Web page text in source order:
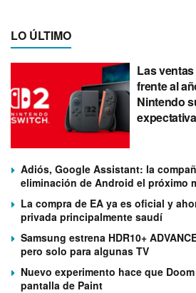
LO ÚLTIMO
Las
frente al
Nintendo
Adiós, Google Assistant: la
eliminación de Android el próximo
La compra de EA ya es oficial y
privada principalmente saudí
Samsung estrena HDR10+
pero solo para algunas TV
Nuevo experimento hace que Doom
pantalla de Paint